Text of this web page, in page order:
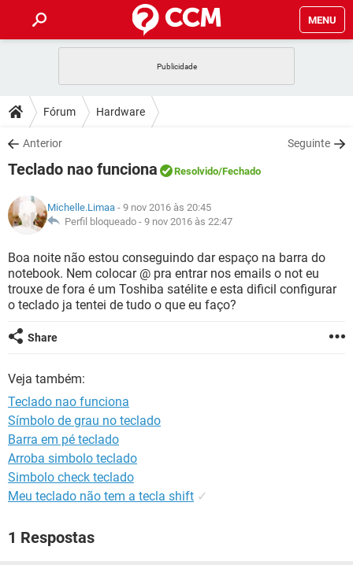
MENU
CELULAR
OUTLOOK
INSTAGRAM GMAIL
GUIA DE COMPRAS
DICAS
JOGOS
INSTAGRAM GMAIL
DOWNLOADS
JOGOS WHATSAPP
CELULAR
OUTLOOK EXCEL
INSTAGRAM GMAIL
GUIA DE COMPRAS
JOGOS WHATSAPP
OUTLOOK EXCEL
INSTAGRAM GMAIL
GLOSSÁRIO
WHATSAPP
CELULAR FACEBOOK
OUTLOOK EXCEL
INSTAGRAM
Fórum Hardware
Anterior Seguinte
Teclado nao funciona Resolvido/Fechado
Michelle.Limaa - 9 nov 2016 às 20:45
Perfil bloqueado - 9 nov 2016 às 22:47
Boa noite não estou conseguindo dar espaço na barra do
notebook. Nem colocar @ pra entrar nos emails o not eu
trouxe de fora é um Toshiba satélite e esta dificil configurar
o teclado ja tentei de tudo o que eu faço?
Share
Veja também:
Teclado nao funciona
Símbolo de grau no teclado
Barra em pé teclado
Arroba simbolo teclado
Simbolo check teclado
Meu teclado não tem a tecla shift ✓
1 Respostas